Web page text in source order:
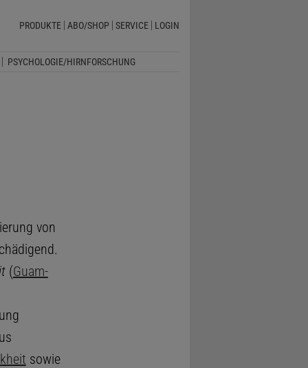
PRODUKTE ABO/SHOP SERVICE LOGIN
PSYCHOLOGIE/HIRNFORSCHUNG
von
(Guam-
sowie